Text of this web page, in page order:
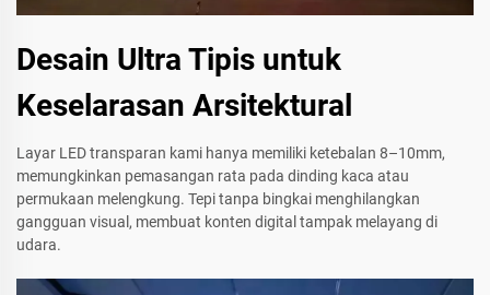
Desain Ultra Tipis untuk
Keselarasan Arsitektural
Layar LED transparan kami hanya memiliki ketebalan 8–10mm,
memungkinkan pemasangan rata pada dinding kaca atau
permukaan melengkung. Tepi tanpa bingkai menghilangkan
gangguan visual, membuat konten digital tampak melayang di
udara.